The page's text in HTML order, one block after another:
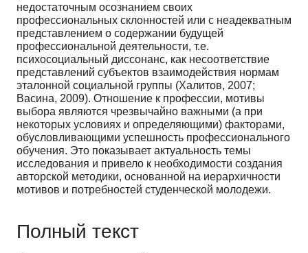
недостаточным осознанием своих
профессиональных склонностей или с неадекватным
представлением о содержании будущей
профессиональной деятельности, т.е.
психосоциальный диссонанс, как несоответствие
представлений субъектов взаимодействия нормам
эталонной социальной группы (Халитов, 2007;
Васина, 2009). Отношение к профессии, мотивы
выбора являются чрезвычайно важными (а при
некоторых условиях и определяющими) факторами,
обусловливающими успешность профессионального
обучения. Это показывает актуальность темы
исследования и привело к необходимости создания
авторской методики, основанной на иерархичности
мотивов и потребностей студенческой молодежи.
Полный текст